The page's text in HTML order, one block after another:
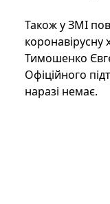
Також у ЗМІ
коронавірусну
Тимошенко
Офіційного
наразі немає.